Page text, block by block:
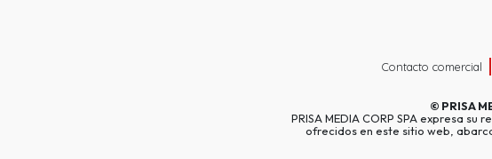
Contacto comercial
© PRISA
PRISA MEDIA CORP SPA expresa
ofrecidos en este sitio web,